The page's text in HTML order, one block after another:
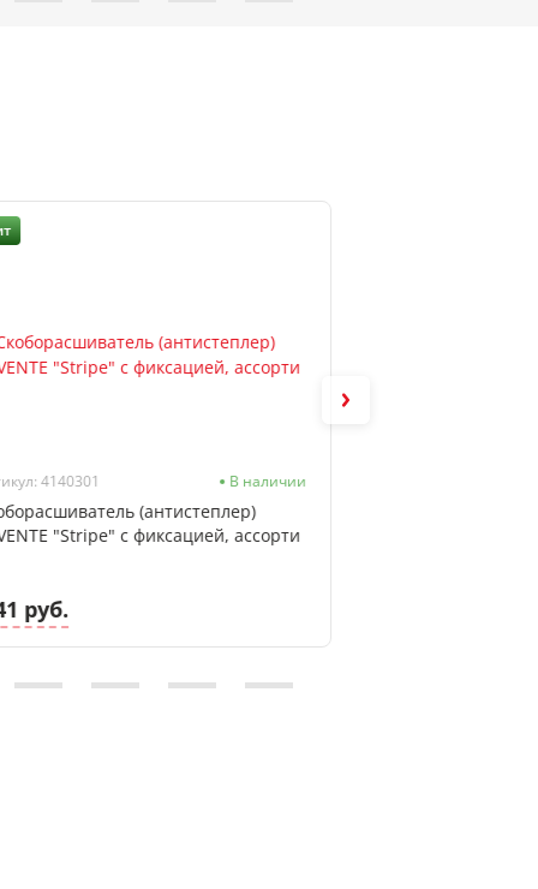
4140301 В наличии
(антистеплер)
"Stripe" с фиксацией, ассорти
руб.